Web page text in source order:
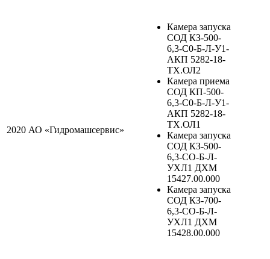
2020 АО «Гидромашсервис»
Камера запуска
СОД КЗ-500-
6,3-С0-Б-Л-У1-
АКП 5282-18-
ТХ.ОЛ2
Камера приема
СОД КП-500-
6,3-С0-Б-Л-У1-
АКП 5282-18-
ТХ.ОЛ1
Камера запуска
СОД КЗ-500-
6,3-СО-Б-Л-
УХЛ1 ДХМ
15427.00.000
Камера запуска
СОД КЗ-700-
6,3-СО-Б-Л-
УХЛ1 ДХМ
15428.00.000